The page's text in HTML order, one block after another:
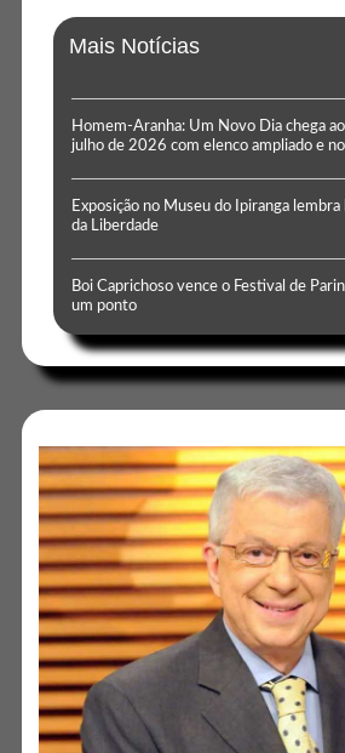
Mais Notícias
Homem-Aranha: Um Novo Dia chega
julho de 2026 com elenco ampliado e
Exposição no Museu do Ipiranga
da Liberdade
Boi Caprichoso vence o Festival de
um ponto